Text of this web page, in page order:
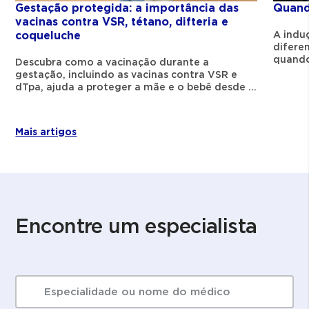
parto.
Sinais que ajudam a
identificar a posição do
bebê pelos movimentos
Movimentos amplos perto das costelas;
2. Cabeça para cima (posição pélvica)
Gestação protegida: a importância das
vacinas contra VSR, tétano, difteria e
coqueluche
Descubra como a vacinação durante a
gestação, incluindo as vacinas contra VSR e
dTpa, ajuda a proteger a mãe e o bebê desde o
A
Mais artigos
Encontre um especialista
SEARCH